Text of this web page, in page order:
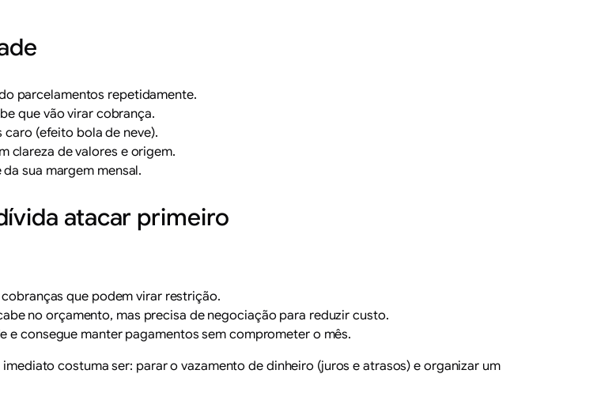
parcelamentos repetidamente.
que vão virar cobrança.
(efeito bola de neve).
clareza de valores e origem.
sua margem mensal.
atacar primeiro
que podem virar restrição.
no orçamento, mas precisa de negociação para reduzir custo.
e consegue manter pagamentos sem comprometer o mês.
costuma ser: parar o vazamento de dinheiro (juros e atrasos) e organizar um